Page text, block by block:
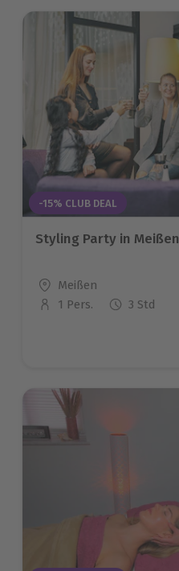
-15% CLUB DEAL
Styling Party in Meißen
Standort
Meißen
Anzahl der Teilnehmer
1 Pers. 3 Std